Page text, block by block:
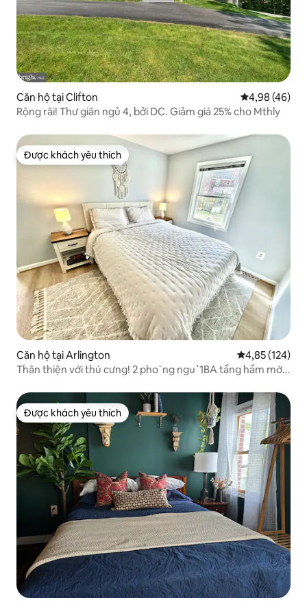
Căn hộ tại Clifton Xếp hạng
4,98 (46)
Rộng rãi! Thư giãn ngủ 4, bởi DC. Giảm giá 25% cho Mthly
Được khách yêu thích
Được khách yêu thích
Căn hộ tại Arlington Xếp hạng
4,85 (124)
Thân thiện với thú cưng! 2 pho ̀ ng ngu ̉ 1BA tầng hầm mới
Được khách yêu thích
Được khách yêu thích